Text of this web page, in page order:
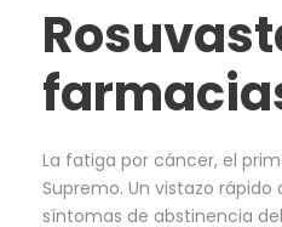
La fatiga por cáncer, el
Supremo. Un vistazo rápido
síntomas de abstinencia